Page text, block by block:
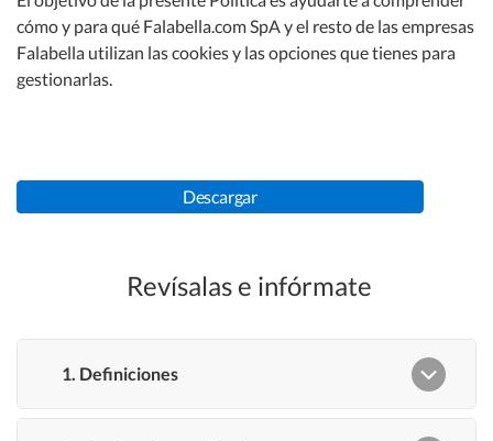
Otros legales
cómo y para qué Falabella.com SpA y el resto de las empresas
Falabella utilizan las cookies y las opciones que tienes para
gestionarlas.
Descargar
Revísalas e infórmate